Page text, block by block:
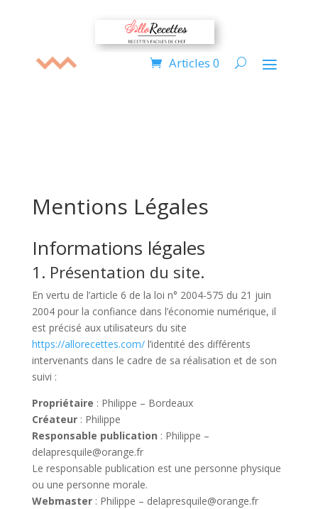
Articles 0
Mentions Légales
Informations légales
1. Présentation du site.
En vertu de l’article 6 de la loi n° 2004-575 du 21 juin
2004 pour la confiance dans l’économie numérique, il
est précisé aux utilisateurs du site
https://allorecettes.com/l’identité des différents
intervenants dans le cadre de sa réalisation et de son
suivi :
Propriétaire : Philippe – Bordeaux
Créateur: Philippe
Responsable publication : Philippe –
delapresquile@orange.fr
Le responsable publication est une personne physique
ou une personne morale.
Webmaster: Philippe – delapresquile@orange.fr